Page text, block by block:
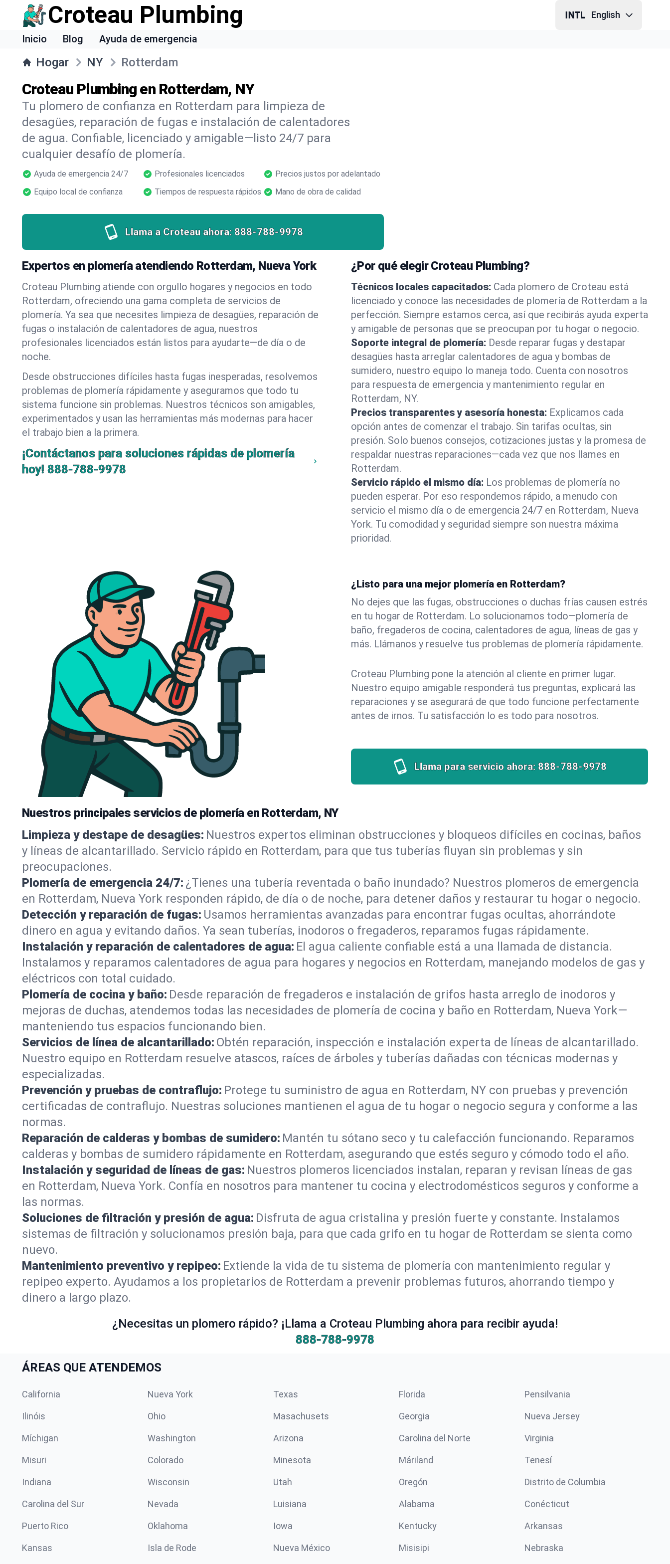
Croteau Plumbing English
Inicio Blog Ayuda de emergencia
Hogar NY Rotterdam
Croteau Plumbing en Rotterdam, NY
Tu plomero de confianza en Rotterdam para limpieza de
desagües, reparación de fugas e instalación de calentadores
de agua. Confiable, licenciado y amigable—listo 24/7 para
cualquier desafío de plomería.
Ayuda de emergencia 24/7 Profesionales licenciados
Precios justos por adelantado
Equipo local de confianza
Tiempos de respuesta rápidos Mano de obra de calidad
Llama a Croteau ahora: 888-788-9978
Expertos en plomería atendiendo Rotterdam, Nueva York
Croteau Plumbing atiende con orgullo hogares y negocios en todo
Rotterdam, ofreciendo una gama completa de servicios de
plomería. Ya sea que necesites limpieza de desagües, reparación de
fugas o instalación de calentadores de agua, nuestros
profesionales licenciados están listos para ayudarte—de día o de
noche.
Desde obstrucciones difíciles hasta fugas inesperadas, resolvemos
problemas de plomería rápidamente y aseguramos que todo tu
sistema funcione sin problemas. Nuestros técnicos son amigables,
experimentados y usan las herramientas más modernas para hacer
el trabajo bien a la primera.
¡Contáctanos para soluciones rápidas de plomería
hoy! 888-788-9978
¿Por qué elegir Croteau Plumbing?
Técnicos locales capacitados: Cada plomero de Croteau está
licenciado y conoce las necesidades de plomería de Rotterdam a la
perfección. Siempre estamos cerca, así que recibirás ayuda experta
y amigable de personas que se preocupan por tu hogar o negocio.
Soporte integral de plomería: Desde reparar fugas y destapar
desagües hasta arreglar calentadores de agua y bombas de
sumidero, nuestro equipo lo maneja todo. Cuenta con nosotros
para respuesta de emergencia y mantenimiento regular en
Rotterdam, NY.
Precios transparentes y asesoría honesta: Explicamos cada
opción antes de comenzar el trabajo. Sin tarifas ocultas, sin
presión. Solo buenos consejos, cotizaciones justas y la promesa de
respaldar nuestras reparaciones—cada vez que nos llames en
Rotterdam.
Servicio rápido el mismo día: Los problemas de plomería no
pueden esperar. Por eso respondemos rápido, a menudo con
servicio el mismo día o de emergencia 24/7 en Rotterdam, Nueva
York. Tu comodidad y seguridad siempre son nuestra máxima
prioridad.
¿Listo para una mejor plomería en Rotterdam?
No dejes que las fugas, obstrucciones o duchas frías causen estrés
en tu hogar de Rotterdam. Lo solucionamos todo—plomería de
baño, fregaderos de cocina, calentadores de agua, líneas de gas y
más. Llámanos y resuelve tus problemas de plomería rápidamente.
Croteau Plumbing pone la atención al cliente en primer lugar.
Nuestro equipo amigable responderá tus preguntas, explicará las
reparaciones y se asegurará de que todo funcione perfectamente
antes de irnos. Tu satisfacción lo es todo para nosotros.
Llama para servicio ahora: 888-788-9978
Nuestros principales servicios de plomería en Rotterdam, NY
Limpieza y destape de desagües: Nuestros expertos eliminan obstrucciones y bloqueos difíciles en cocinas, baños
y líneas de alcantarillado. Servicio rápido en Rotterdam, para que tus tuberías fluyan sin problemas y sin
preocupaciones.
Plomería de emergencia 24/7: ¿Tienes una tubería reventada o baño inundado? Nuestros plomeros de emergencia
en Rotterdam, Nueva York responden rápido, de día o de noche, para detener daños y restaurar tu hogar o negocio.
Detección y reparación de fugas: Usamos herramientas avanzadas para encontrar fugas ocultas, ahorrándote
dinero en agua y evitando daños. Ya sean tuberías, inodoros o fregaderos, reparamos fugas rápidamente.
Instalación y reparación de calentadores de agua: El agua caliente confiable está a una llamada de distancia.
Instalamos y reparamos calentadores de agua para hogares y negocios en Rotterdam, manejando modelos de gas y
eléctricos con total cuidado.
Plomería de cocina y baño: Desde reparación de fregaderos e instalación de grifos hasta arreglo de inodoros y
mejoras de duchas, atendemos todas las necesidades de plomería de cocina y baño en Rotterdam, Nueva York—
manteniendo tus espacios funcionando bien.
Servicios de línea de alcantarillado: Obtén reparación, inspección e instalación experta de líneas de alcantarillado.
Nuestro equipo en Rotterdam resuelve atascos, raíces de árboles y tuberías dañadas con técnicas modernas y
especializadas.
Prevención y pruebas de contraflujo: Protege tu suministro de agua en Rotterdam, NY con pruebas y prevención
certificadas de contraflujo. Nuestras soluciones mantienen el agua de tu hogar o negocio segura y conforme a las
normas.
Reparación de calderas y bombas de sumidero: Mantén tu sótano seco y tu calefacción funcionando. Reparamos
calderas y bombas de sumidero rápidamente en Rotterdam, asegurando que estés seguro y cómodo todo el año.
Instalación y seguridad de líneas de gas: Nuestros plomeros licenciados instalan, reparan y revisan líneas de gas
en Rotterdam, Nueva York. Confía en nosotros para mantener tu cocina y electrodomésticos seguros y conforme a
las normas.
Soluciones de filtración y presión de agua: Disfruta de agua cristalina y presión fuerte y constante. Instalamos
sistemas de filtración y solucionamos presión baja, para que cada grifo en tu hogar de Rotterdam se sienta como
nuevo.
Mantenimiento preventivo y repipeo: Extiende la vida de tu sistema de plomería con mantenimiento regular y
repipeo experto. Ayudamos a los propietarios de Rotterdam a prevenir problemas futuros, ahorrando tiempo y
dinero a largo plazo.
¿Necesitas un plomero rápido? ¡Llama a Croteau Plumbing ahora para recibir ayuda!
888-788-9978
ÁREAS QUE ATENDEMOS
California Nueva York Texas Florida Pensilvania
Ilinóis Ohio Masachusets Georgia Nueva Jersey
Míchigan Washington Arizona Carolina del Norte Virginia
Misuri Colorado Minesota Máriland Tenesí
Indiana Wisconsin Utah Oregón Distrito de Columbia
Carolina del Sur Nevada Luisiana Alabama Conécticut
Puerto Rico Oklahoma Iowa Kentucky Arkansas
Kansas Isla de Rode Nueva México Misisipi Nebraska